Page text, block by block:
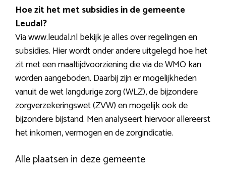
Hoe zit het met subsidies in de gemeente
Leudal?
Via www.leudal.nl bekijk je alles over regelingen en
subsidies. Hier wordt onder andere uitgelegd hoe het
zit met een maaltijdvoorziening die via de WMO kan
worden aangeboden. Daarbij zijn er mogelijkheden
vanuit de wet langdurige zorg (WLZ), de bijzondere
zorgverzekeringswet (ZVW) en mogelijk ook de
bijzondere bijstand. Men analyseert hiervoor allereerst
het inkomen, vermogen en de zorgindicatie.
Alle plaatsen in deze gemeente